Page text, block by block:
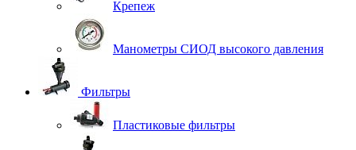
Крепеж
Манометры СИОД высокого давления
Фильтры
Пластиковые фильтры